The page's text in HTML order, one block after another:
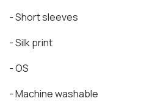
- Short sleeves
- Silk print
- OS
- Machine washable